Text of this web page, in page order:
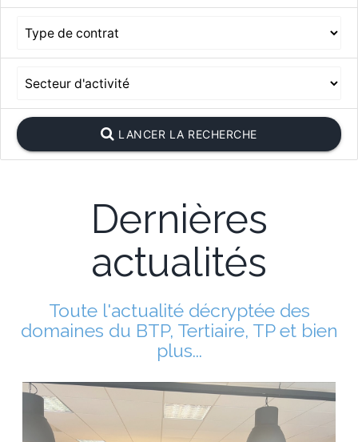
LANCER LA RECHERCHE
Dernières
actualités
Toute l'actualité décryptée des
domaines du BTP, Tertiaire, TP et bien
plus...